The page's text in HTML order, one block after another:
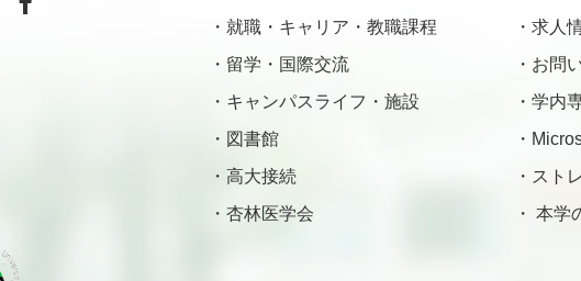
就職・キャリア・教職課程
留学・国際交流
キャンパスライフ・施設
図書館
高大接続
杏林医学会
求人
お問
学内
スト
本学